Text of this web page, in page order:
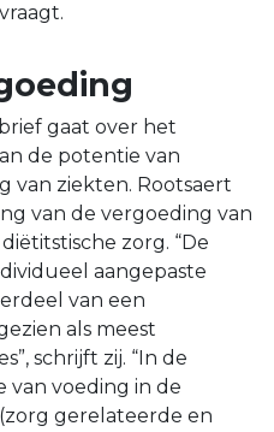
gaat over het
de potentie van
van ziekten. Rootsaert
van de vergoeding van
zorg. “De
aangepaste
van een
als meest
schrijft zij. “In de
voeding in de
gerelateerde en